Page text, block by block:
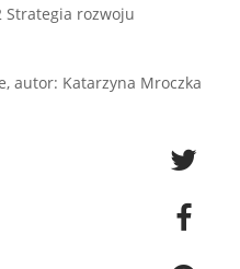
Strategia rozwoju
autor: Katarzyna Mroczka